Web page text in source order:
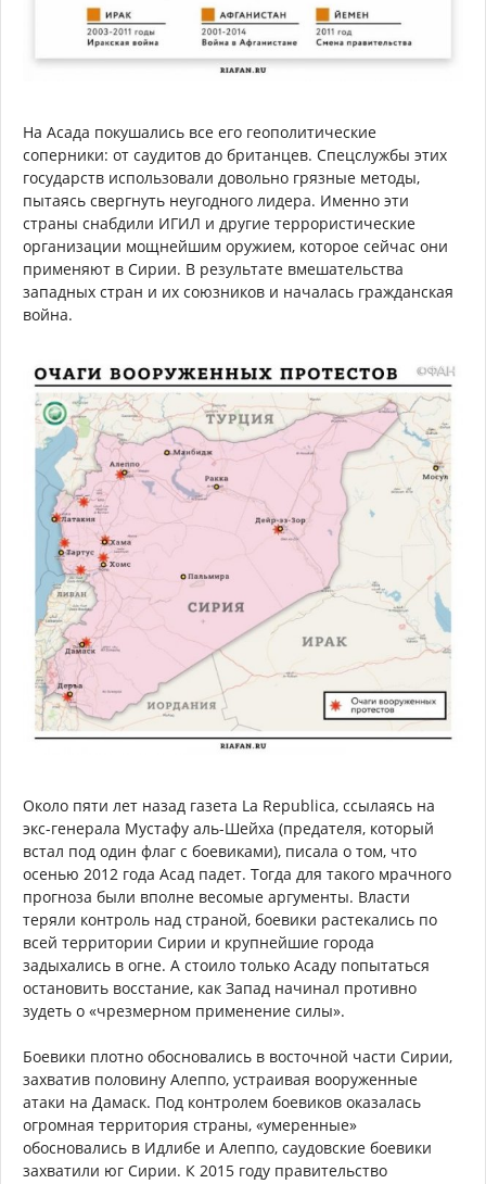
На Асада покушались все его геополитические
соперники: от саудитов до британцев. Спецслужбы этих
государств использовали довольно грязные методы,
пытаясь свергнуть неугодного лидера. Именно эти
страны снабдили ИГИЛ и другие террористические
организации мощнейшим оружием, которое сейчас они
применяют в Сирии. В результате вмешательства
западных стран и их союзников и началась гражданская
война.
Около пяти лет назад газета La Republica, ссылаясь на
экс-генерала Мустафу аль-Шейха (предателя, который
встал под один флаг с боевиками), писала о том, что
осенью 2012 года Асад падет. Тогда для такого мрачного
прогноза были вполне весомые аргументы. Власти
теряли контроль над страной, боевики растекались по
всей территории Сирии и крупнейшие города
задыхались в огне. А стоило только Асаду попытаться
остановить восстание, как Запад начинал противно
зудеть о «чрезмерном применение силы».
Боевики плотно обосновались в восточной части Сирии,
захватив половину Алеппо, устраивая вооруженные
атаки на Дамаск. Под контролем боевиков оказалась
огромная территория страны, «умеренные»
обосновались в Идлибе и Алеппо, саудовские боевики
захватили юг Сирии. К 2015 году правительство